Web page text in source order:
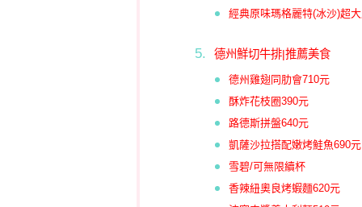
經典原味瑪格麗特(冰沙)超
德州鮮切牛排|推薦美食
德州雞翅同肋會710元
酥炸花枝圈390元
路德斯拼盤640元
凱薩沙拉搭配嫩烤鮭魚690元
雪碧/可無限續杯
香辣紐奧良烤蝦麵620元